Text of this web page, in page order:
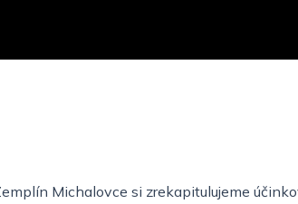
Michalovce si zrekapitulujeme